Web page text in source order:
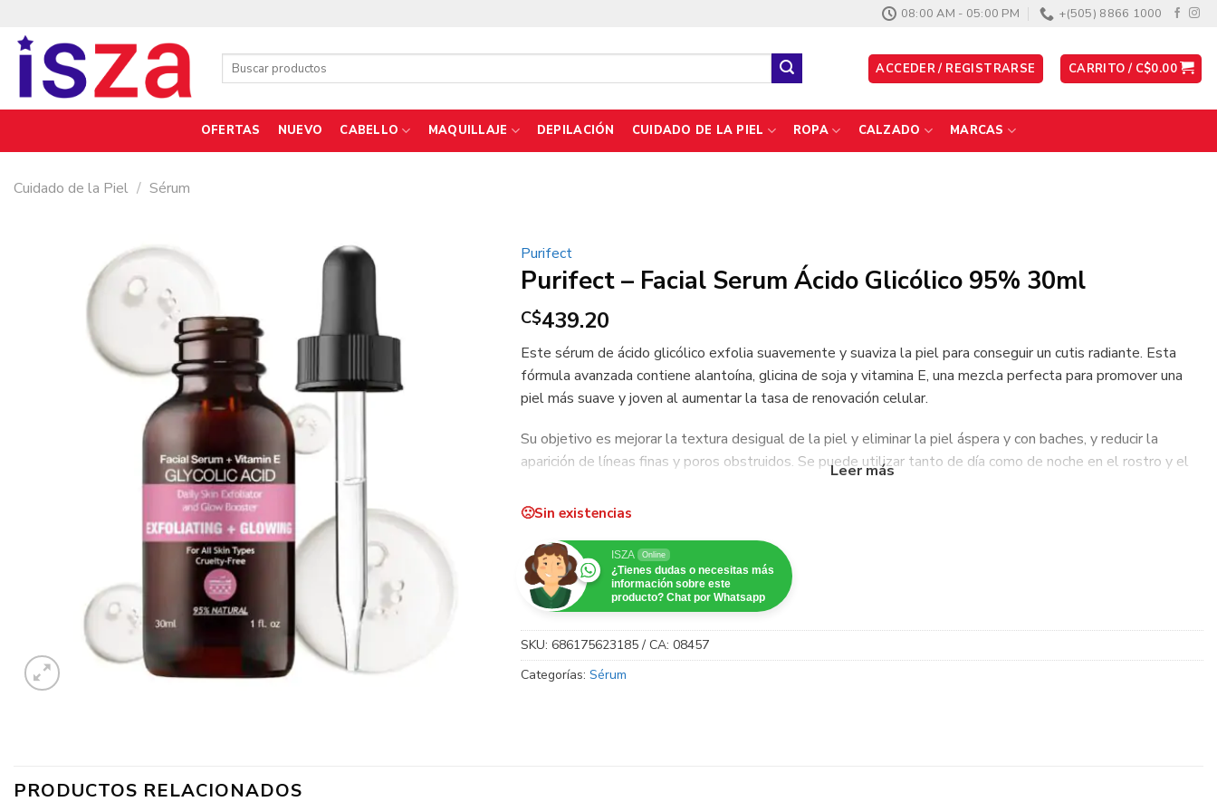
contenido
08:00 AM - 05:00 PM +(505) 8866 1000
Buscar
ACCEDER / REGISTRARSE CARRITO / C$0.00
OFERTAS NUEVO CABELLO MAQUILLAJE DEPILACIÓN CUIDADO DE LA PIEL ROPA CALZADO MARCAS
Cuidado de la Piel / Sérum
Purifect
Purifect – Facial Serum Ácido Glicólico 95% 30ml
C$439.20
Este sérum de ácido glicólico exfolia suavemente y suaviza la piel para conseguir un cutis radiante. Esta
fórmula avanzada contiene alantoína, glicina de soja y vitamina E, una mezcla perfecta para promover una
piel más suave y joven al aumentar la tasa de renovación celular.
Su objetivo es mejorar la textura desigual de la piel y eliminar la piel áspera y con baches, y reducir la
aparición de líneas finas y poros obstruidos. Se puede utilizar tanto de día como de noche en el rostro y el
Sin existencias
ISZA Online
¿Tienes dudas o necesitas más
información sobre este
producto? Chat por Whatsapp
SKU: 686175623185 / CA: 08457
Categorías: Sérum
PRODUCTOS RELACIONADOS